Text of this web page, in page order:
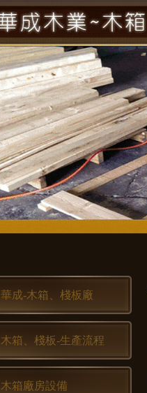
華成-木箱、棧板廠
木箱、棧板-生產流程
木箱廠房設備